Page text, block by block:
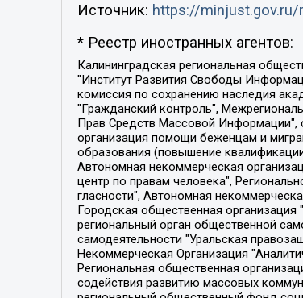
Источник: https://
* Реестр иностранных агентов:
Калининградская региональная общественная организация "Экозащита!-Женсовет", Фонд содействия защите прав и свобод граждан "Общественный вердикт", Фонд "Институт Развития Свободы Информации", Частное учреждение "Информационное агентство МЕМО. РУ", Региональная общественная организация "Общественная комиссия по сохранению наследия академика Сахарова", Фонд поддержки свободы прессы, Санкт-Петербургская общественная правозащитная организация "Гражданский контроль", Межрегиональная общественная организация "Информационно-просветительский центр "Мемориал", Региональный Фонд "Центр Защиты Прав Средств Массовой Информации", с 05.12.2023 Фонд "Центр Защиты Прав Средств массовой информации", Региональная общественная благотворительная организация помощи беженцам и мигрантам "Гражданское содействие", Негосударственное образовательное учреждение дополнительного профессионального образования (повышение квалификации) специалистов "АКАДЕМИЯ ПО ПРАВАМ ЧЕЛОВЕКА", Свердловская региональная общественная организация "Сутяжник", Автономная некоммерческая организация "Центр независимых социологических исследований", Союз общественных объединений "Российский исследовательский центр по правам человека", Региональное общественное учреждение научно-информационный центр "МЕМОРИАЛ", Некоммерческая организация "Фонд защиты гласности", Автономная некоммерческая организация "Институт прав человека", Городская общественная организация "Екатеринбургское общество "МЕМОРИАЛ", Городская общественная организация "Рязанское историко-просветительское и правозащитное общество "Мемориал" (Рязанский Мемориал), Челябинский региональный орган общественной самодеятельности – женское общественное объединение "Женщины Евразии", Челябинский региональный орган общественной самодеятельности "Уральская правозащитная группа", Фонд содействия защите здоровья и социальной справедливости имени Андрея Рылькова, Автономная Некоммерческая Организация "Аналитический Центр Юрия Левады", Автономная некоммерческая организация социальной поддержки населения "Проект Апрель", Региональная общественная организация помощи женщинам и детям, находящимся в кризисной ситуации "Информационно-методический центр "Анна", Фонд содействия развитию массовых коммуникаций и правовому просвещению "Так-так-Так", Фонд содействия